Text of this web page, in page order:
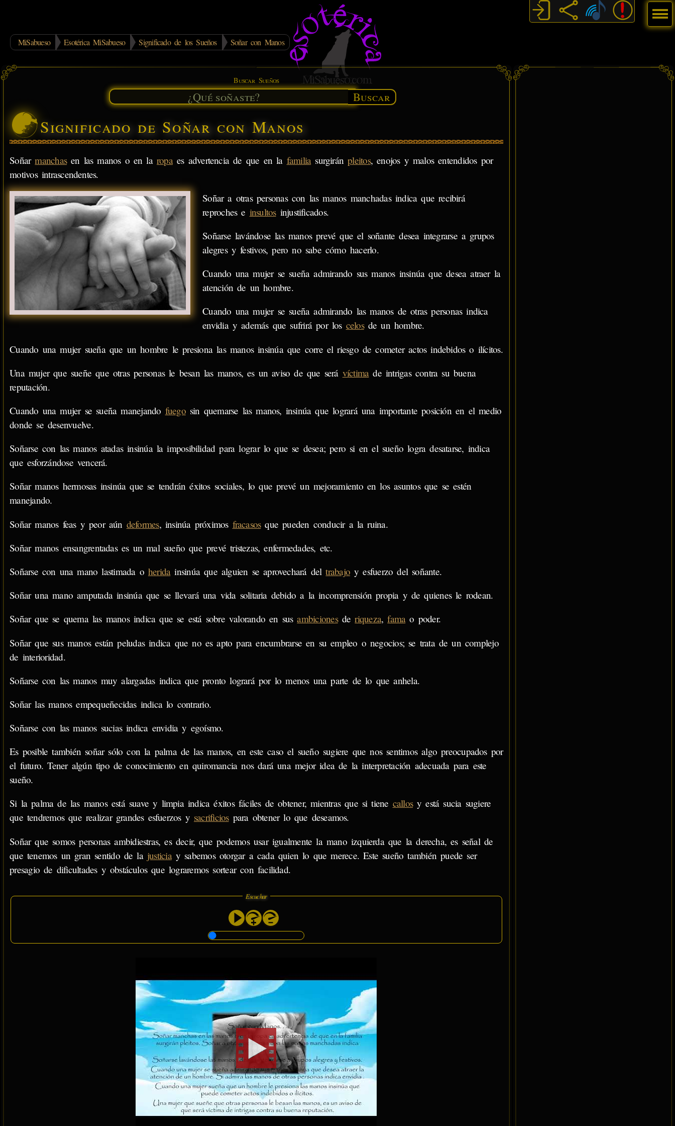
MiSabueso Esotérica MiSabueso Significado de los Sueños Soñar con Manos
Buscar Sueños
Buscar
Significado de Soñar con Manos
Soñarmanchasen las manos o en laropaes advertencia de que en la familiasurgiránpleitos, enojos y malos entendidos por
motivos intrascendentes.
Soñar a otras personas con las manos manchadas indica que recibirá
reproches e insultosinjustificados.
Soñarse lavándose las manos prevé que el soñante desea integrarse a grupos
alegres y festivos, pero no sabe cómo hacerlo.
Cuando una mujer se sueña admirando sus manos insinúa que desea atraer la
atención de un hombre.
Cuando una mujer se sueña admirando las manos de otras personas indica
envidia y además que sufrirá por los celosde un hombre.
Cuando una mujer sueña que un hombre le presiona las manos insinúa que corre el riesgo de cometer actos indebidos o ilícitos.
Una mujer que sueñe que otras personas le besan las manos, es un aviso de que será víctimade intrigas contra su buena
reputación.
Cuando una mujer se sueña manejando fuegosin quemarse las manos, insinúa que logrará una importante posición en el medio
donde se desenvuelve.
Soñarse con las manos atadas insinúa la imposibilidad para lograr lo que se desea; pero si en el sueño logra desatarse, indica
que esforzándose vencerá.
Soñar manos hermosas insinúa que se tendrán éxitos sociales, lo que prevé un mejoramiento en los asuntos que se estén
manejando.
Soñar manos feas y peor aún deformes, insinúa próximos fracasosque pueden conducir a la ruina.
Soñar manos ensangrentadas es un mal sueño que prevé tristezas, enfermedades, etc.
Soñarse con una mano lastimada o heridainsinúa que alguien se aprovechará deltrabajo y esfuerzo del soñante.
Soñar una mano amputada insinúa que se llevará una vida solitaria debido a la incomprensión propia y de quienes le rodean.
Soñar que se quema las manos indica que se está sobre valorando en susambicionesderiqueza,famao poder.
Soñar que sus manos están peludas indica que no es apto para encumbrarse en su empleo o negocios; se trata de un complejo
de interioridad.
Soñarse con las manos muy alargadas indica que pronto logrará por lo menos una parte de lo que anhela.
Soñar las manos empequeñecidas indica lo contrario.
Soñarse con las manos sucias indica envidia y egoísmo.
Es posible también soñar sólo con la palma de las manos, en este caso el sueño sugiere que nos sentimos algo preocupados por
el futuro. Tener algún tipo de conocimiento en quiromancia nos dará una mejor idea de la interpretación adecuada para este
sueño.
Si la palma de las manos está suave y limpia indica éxitos fáciles de obtener, mientras que si tiene callosy está sucia sugiere
que tendremos que realizar grandes esfuerzos y sacrificiospara obtener lo que deseamos.
Soñar que somos personas ambidiestras, es decir, que podemos usar igualmente la mano izquierda que la derecha, es señal de
que tenemos un gran sentido de la justiciay sabemos otorgar a cada quien lo que merece. Este sueño también puede ser
presagio de dificultades y obstáculos que lograremos sortear con facilidad.
Escuchar
Menú